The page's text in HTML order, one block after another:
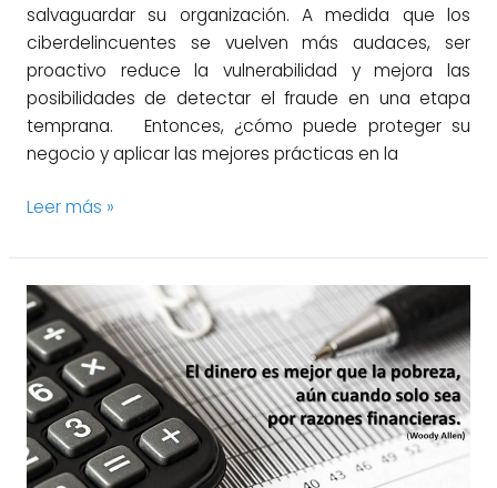
salvaguardar su organización. A medida que los
ciberdelincuentes se vuelven más audaces, ser
proactivo reduce la vulnerabilidad y mejora las
posibilidades de detectar el fraude en una etapa
temprana. Entonces, ¿cómo puede proteger su
negocio y aplicar las mejores prácticas en la
Leer más »
¿Por
qué
realizar
un
análisis
financiero?